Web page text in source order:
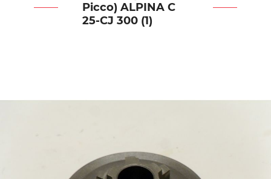
Picco) ALPINA C
25-CJ 300 (1)